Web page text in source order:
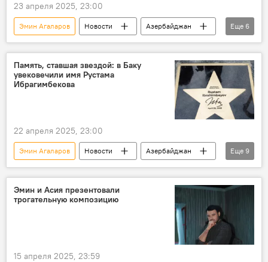
23 апреля 2025, 23:00
Эмин Агаларов Новости
Азербайджан
Баку
DREAM Fest 2025
Николь Шерзингер
Выступление
анонс
Sea Breeze
Еще 6
Память, ставшая звездой: в Баку
увековечили имя Рустама
Ибрагимбекова
22 апреля 2025, 23:00
Эмин Агаларов Новости
Азербайджан
Культура
Рустам Ибрагимбеков
Литература
Кинематограф
Россия
История
Sea Breeze
Еще 9
Эмин и Асия презентовали
трогательную композицию
15 апреля 2025, 23:59